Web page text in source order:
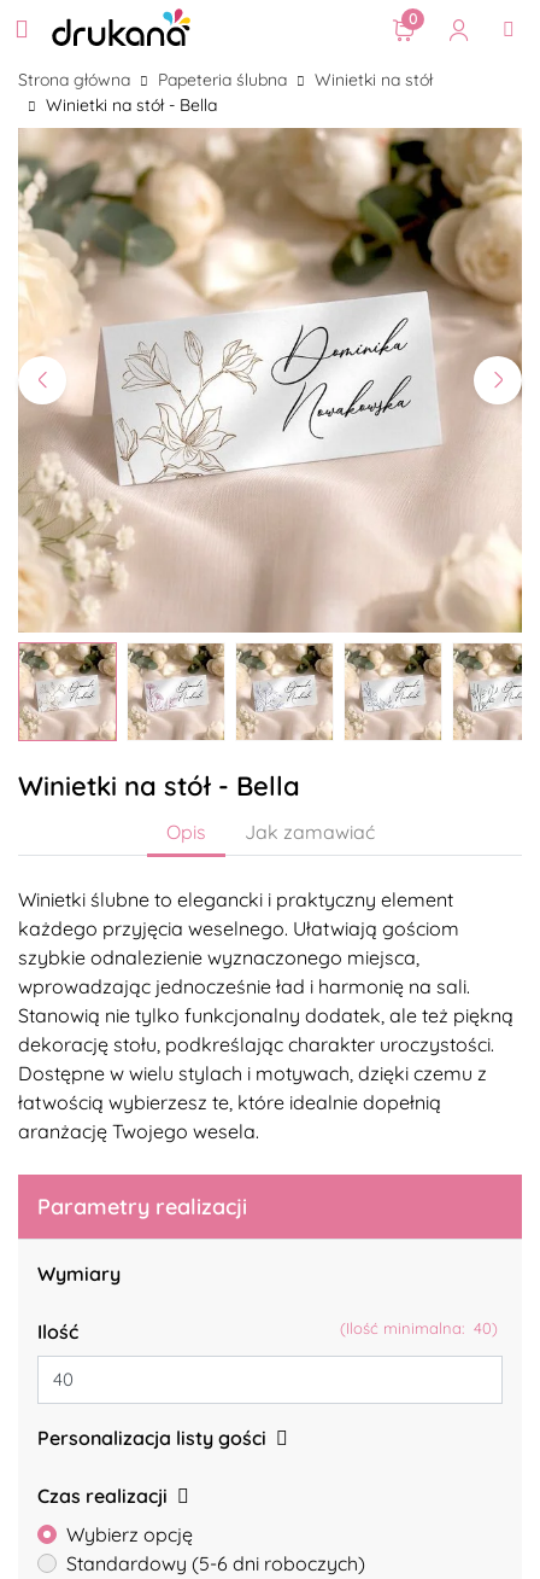
0
Strona główna Papeteria ślubna
Winietki na stół
Winietki na stół - Bella
Winietki na stół - Bella
Opis Jak zamawiać
Winietki ślubne to elegancki i praktyczny element
każdego przyjęcia weselnego. Ułatwiają gościom
szybkie odnalezienie wyznaczonego miejsca,
wprowadzając jednocześnie ład i harmonię na sali.
Stanowią nie tylko funkcjonalny dodatek, ale też piękną
dekorację stołu, podkreślając charakter uroczystości.
Dostępne w wielu stylach i motywach, dzięki czemu z
łatwością wybierzesz te, które idealnie dopełnią
aranżację Twojego wesela.
Parametry realizacji
Wymiary
(Ilość minimalna: 40)
Ilość
Personalizacja listy gości
Czas realizacji
Wybierz opcję
Standardowy (5-6 dni roboczych)